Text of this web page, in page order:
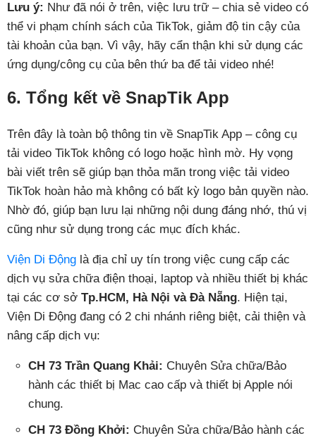
Lưu ý: Như đã nói ở trên, việc lưu trữ – chia sẻ video có
thể vi phạm chính sách của TikTok, giảm độ tin cậy của
tài khoản của bạn. Vì vậy, hãy cẩn thận khi sử dụng các
ứng dụng/công cụ của bên thứ ba để tải video nhé!
6. Tổng kết về SnapTik App
Trên đây là toàn bộ thông tin về SnapTik App – công cụ
tải video TikTok không có logo hoặc hình mờ. Hy vọng
bài viết trên sẽ giúp bạn thỏa mãn trong việc tải video
TikTok hoàn hảo mà không có bất kỳ logo bản quyền nào.
Nhờ đó, giúp bạn lưu lại những nội dung đáng nhớ, thú vị
cũng như sử dụng trong các mục đích khác.
Viện Di Động là địa chỉ uy tín trong việc cung cấp các
dịch vụ sửa chữa điện thoại, laptop và nhiều thiết bị khác
tại các cơ sở Tp.HCM, Hà Nội và Đà Nẵng. Hiện tại,
Viện Di Động đang có 2 chi nhánh riêng biệt, cải thiện và
nâng cấp dịch vụ:
CH 73 Trần Quang Khải: Chuyên Sửa chữa/Bảo
hành các thiết bị Mac cao cấp và thiết bị Apple nói
chung.
CH 73 Đồng Khởi: Chuyên Sửa chữa/Bảo hành các